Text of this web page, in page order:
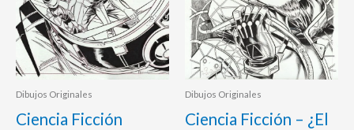
Dibujos Originales
Ciencia Ficción
Dibujos Originales
Ciencia Ficción – ¿El